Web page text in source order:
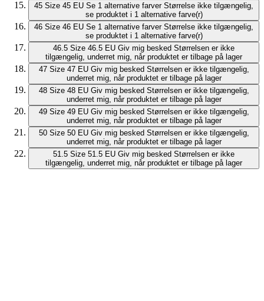
45 Size 45 EU Se 1 alternative farver Størrelse ikke tilgængelig,
se produktet i 1 alternative farve(r)
46 Size 46 EU Se 1 alternative farver Størrelse ikke tilgængelig,
se produktet i 1 alternative farve(r)
46.5 Size 46.5 EU Giv mig besked Størrelsen er ikke
tilgængelig, underret mig, når produktet er tilbage på lager
47 Size 47 EU Giv mig besked Størrelsen er ikke tilgængelig,
underret mig, når produktet er tilbage på lager
48 Size 48 EU Giv mig besked Størrelsen er ikke tilgængelig,
underret mig, når produktet er tilbage på lager
49 Size 49 EU Giv mig besked Størrelsen er ikke tilgængelig,
underret mig, når produktet er tilbage på lager
50 Size 50 EU Giv mig besked Størrelsen er ikke tilgængelig,
underret mig, når produktet er tilbage på lager
51.5 Size 51.5 EU Giv mig besked Størrelsen er ikke
tilgængelig, underret mig, når produktet er tilbage på lager